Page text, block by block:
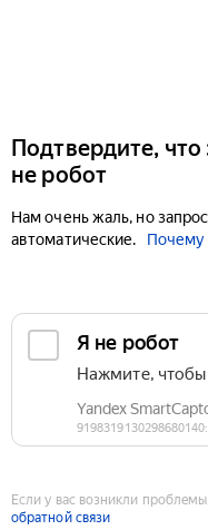
Подтвердите,
не робот
Нам очень жаль, но
автоматические.
Почему
Если у вас возникли
обратной связи